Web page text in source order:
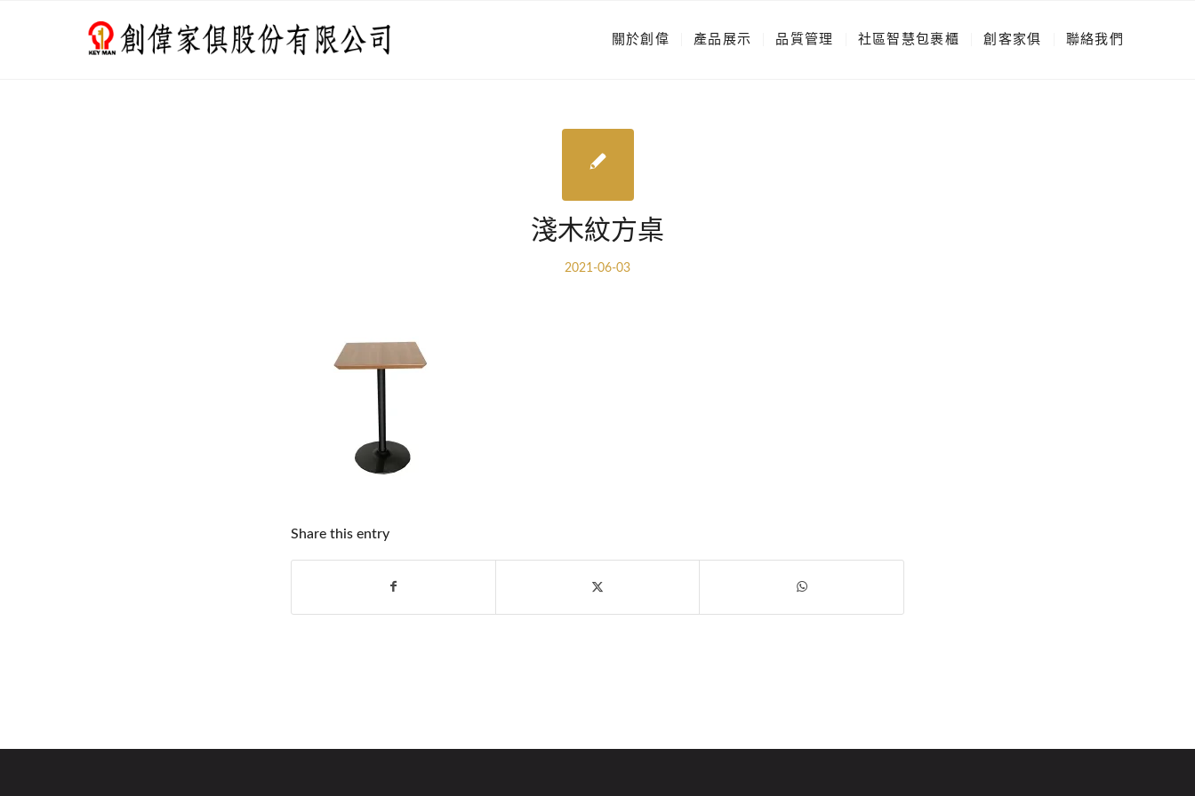
關於創偉 產品展示 品質管理 社區智慧包裹櫃 創客家俱 聯絡我們
淺木紋方桌
2021-06-03
Share this entry